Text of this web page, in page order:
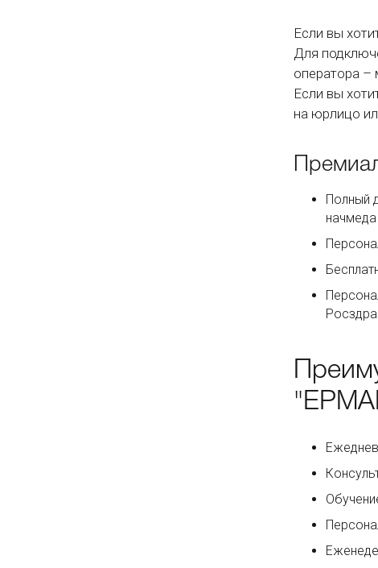
Если вы
Для
оператора –
Если вы
на юрлицо
Полный
начмеда